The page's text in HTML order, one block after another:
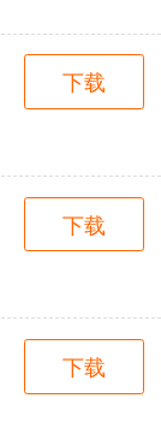
下载
下载
下载